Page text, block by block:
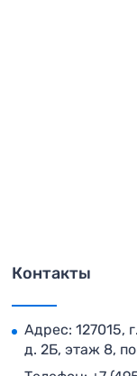
Контакты
Адрес: 127015,
д. 2Б, этаж 8,